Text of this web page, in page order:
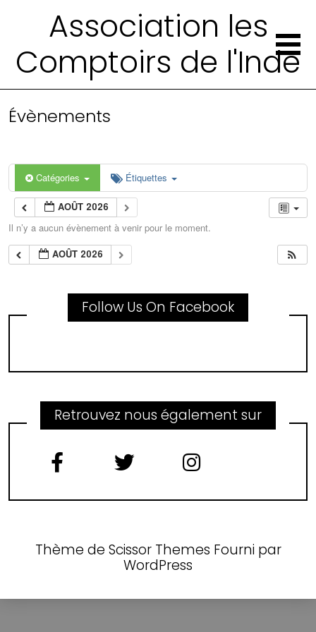
Association les
Comptoirs de l'Inde
Évènements
Catégories Étiquettes
AOÛT 2026
Il n’y a aucun évènement à venir pour le moment.
AOÛT 2026
Follow Us On Facebook
Retrouvez nous également sur
Thème de Scissor Themes Fourni par
WordPress